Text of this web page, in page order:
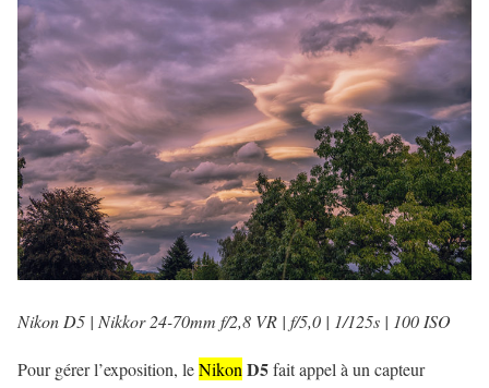
Nikon D5 | Nikkor 24-70mm f/2,8 VR | f/5,0 | 1/125s | 100 ISO
Pour gérer l’exposition, leNikonD5fait appel à un capteur